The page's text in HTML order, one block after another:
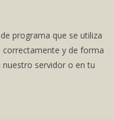
programa que se utiliza
correctamente y de forma
servidor o en tu